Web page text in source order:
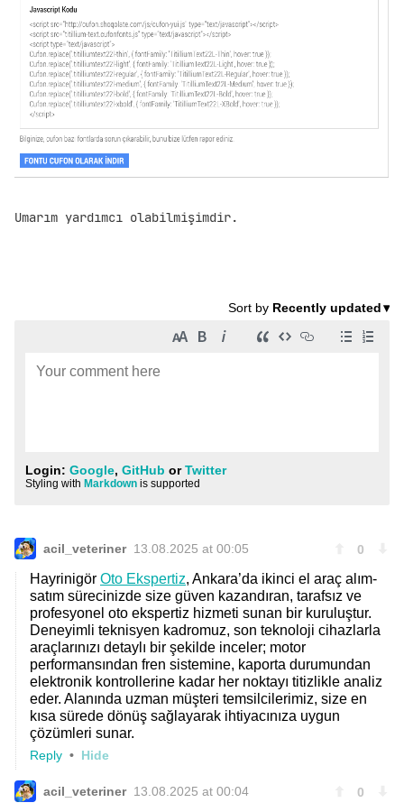
Umarım yardımcı olabilmişimdir.